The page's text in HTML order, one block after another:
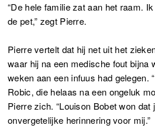
“De hele familie zat aan het raam.
de pet,” zegt Pierre.
Pierre vertelt dat hij net uit het
waar hij na een medische fout bijna
weken aan een infuus had gelegen.
Robic, die helaas na een ongeluk
Pierre zich. “Louison Bobet won dat
onvergetelijke herinnering voor mij.”